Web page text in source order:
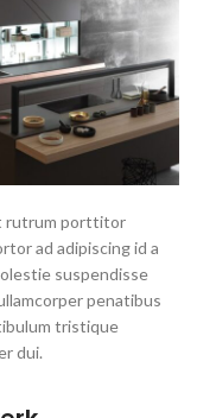
rutrum porttitor
ad adipiscing id a
suspendisse
penatibus
tristique
dui.